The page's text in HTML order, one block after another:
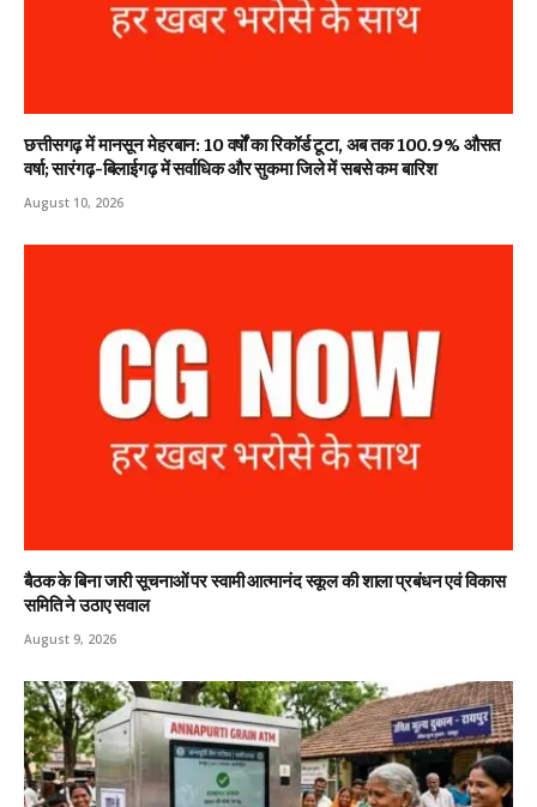
छत्तीसगढ़ में मानसून मेहरबान: 10 वर्षों का रिकॉर्ड टूटा, अब तक 100.9% औसत
वर्षा; सारंगढ़-बिलाईगढ़ में सर्वाधिक और सुकमा जिले में सबसे कम बारिश
August 10, 2026
बैठक के बिना जारी सूचनाओं पर स्वामी आत्मानंद स्कूल की शाला प्रबंधन एवं विकास
समिति ने उठाए सवाल
August 9, 2026